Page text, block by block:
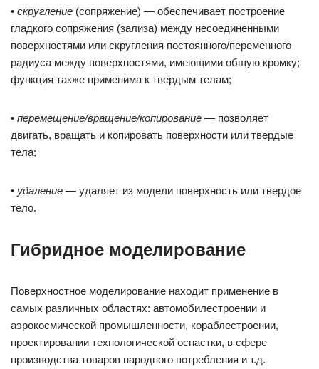
• скругление (сопряжение) — обеспечивает построение
гладкого сопряжения (зализа) между несоединенными
поверхностями или скругления постоянного/переменного
радиуса между поверхностями, имеющими общую кромку;
функция также применима к твердым телам;
• перемещение/вращение/копирование — позволяет
двигать, вращать и копировать поверхности или твердые
тела;
• удаление — удаляет из модели поверхность или твердое
тело.
Гибридное моделирование
Поверхностное моделирование находит применение в
самых различных областях: автомобилестроении и
аэрокосмической промышленности, кораблестроении,
проектировании технологической оснастки, в сфере
производства товаров народного потребления и т.д.